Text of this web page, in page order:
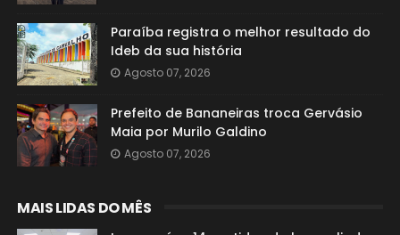
Paraíba registra o melhor resultado do
Ideb da sua história
Agosto 07, 2026
Prefeito de Bananeiras troca Gervásio
Maia por Murilo Galdino
Agosto 07, 2026
MAIS LIDAS DO MÊS